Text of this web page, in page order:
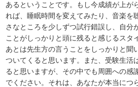
あるということです。もし今成績が上が
れば、睡眠時間を変えてみたり、音楽を
さなところを少しずつ試行錯誤し、自分
ことがしっかりと頭に残ると感じるスタ
あとは先生方の言うことをしっかりと聞
ついてくると思います。また、受験生活
ると思いますが、その中でも周囲への感
でください。それは、あなたが本当につ